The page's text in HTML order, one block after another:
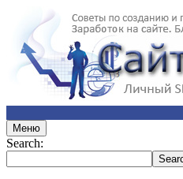
Меню
Search: